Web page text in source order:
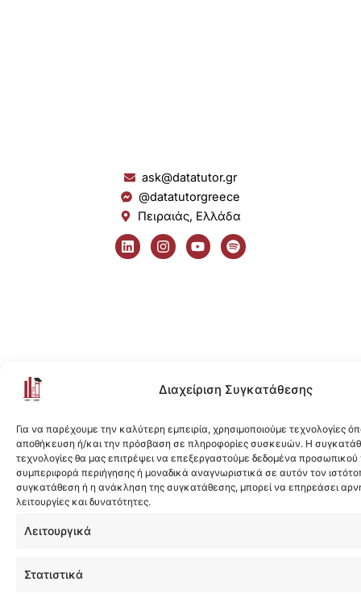
Διαχείριση Συγκατάθεσης
Για να παρέχουμε την καλύτερη εμπειρία, χρησιμοποιούμε τεχνολογίες
αποθήκευση ή/και την πρόσβαση σε πληροφορίες συσκευών. Η
τεχνολογίες θα μας επιτρέψει να επεξεργαστούμε δεδομένα
συμπεριφορά περιήγησης ή μοναδικά αναγνωριστικά σε αυτόν τον
συγκατάθεση ή η ανάκληση της συγκατάθεσης, μπορεί να επηρεάσει
λειτουργίες και δυνατότητες.
Λειτουργικά
Στατιστικά
ask@datatutor.gr
@datatutorgreece
Πειραιάς, Ελλάδα
L
i
n
I
n
s
Y
o
u
S
p
o